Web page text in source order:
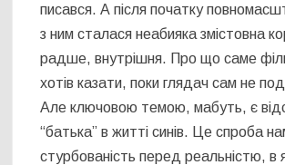
писався. А після початку
з ним сталася неабияка змістовна
радше, внутрішня. Про що саме
хотів казати, поки глядач сам не
Але ключовою темою, мабуть, є
“батька” в житті синів. Це спроба
стурбованість перед реальністю, в